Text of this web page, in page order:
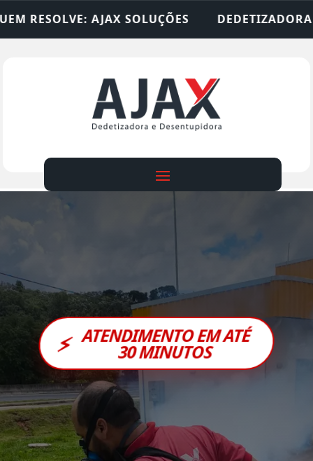
DEDETIZADORA • DESENTUPIDORA •
⚡ ATENDIMENTO EM ATÉ
30 MINUTOS